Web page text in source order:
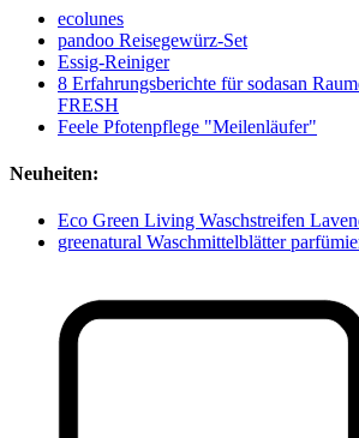
ecolunes
pandoo Reisegewürz-Set
Essig-Reiniger
8 Erfahrungsberichte für sodasan
FRESH
Feele Pfotenpflege "Meilenläufer"
Neuheiten:
Eco Green Living Waschstreifen
greenatural Waschmittelblätter